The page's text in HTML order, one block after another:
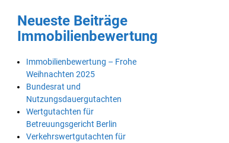
Neueste Beiträge
Immobilienbewertung
Immobilienbewertung – Frohe
Weihnachten 2025
Bundesrat und
Nutzungsdauergutachten
Wertgutachten für
Betreuungsgericht Berlin
Verkehrswertgutachten für